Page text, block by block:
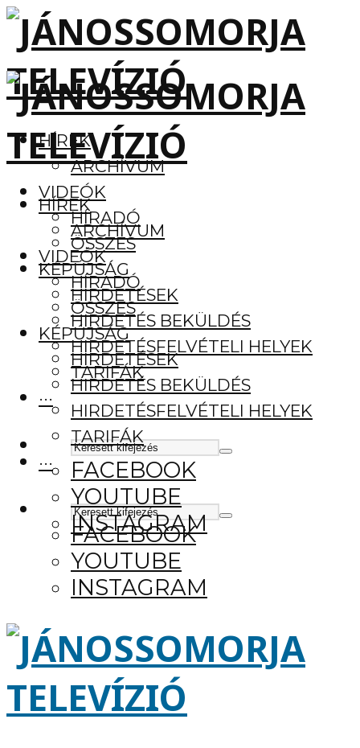
HÍREK
ARCHÍVUM
VIDEÓK
HÍRADÓ
ÖSSZES
KÉPÚJSÁG
HIRDETÉSEK
HIRDETÉS BEKÜLDÉS
HIRDETÉSFELVÉTELI HELYEK
TARIFÁK
···
FACEBOOK
YOUTUBE
INSTAGRAM
HÍREK
ARCHÍVUM
VIDEÓK
HÍRADÓ
ÖSSZES
KÉPÚJSÁG
HIRDETÉSEK
HIRDETÉS BEKÜLDÉS
HIRDETÉSFELVÉTELI HELYEK
TARIFÁK
···
FACEBOOK
YOUTUBE
INSTAGRAM